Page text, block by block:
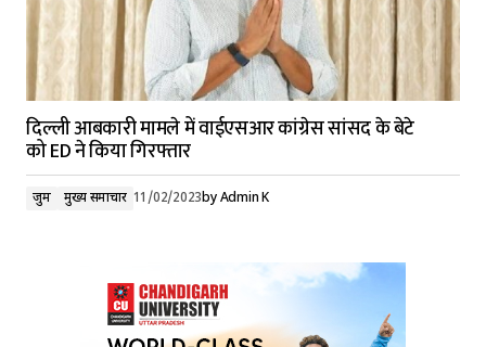
दिल्ली आबकारी मामले में वाईएसआर कांग्रेस सांसद के बेटे
को ED ने किया गिरफ्तार
जुर्म मुख्य समाचार 11/02/2023by Admin K